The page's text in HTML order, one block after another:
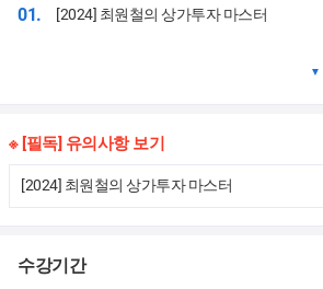
01. [2024] 최원철의 상가투자 마스터
▼
※ [필독] 유의사항 보기
[2024] 최원철의 상가투자 마스터
수강기간